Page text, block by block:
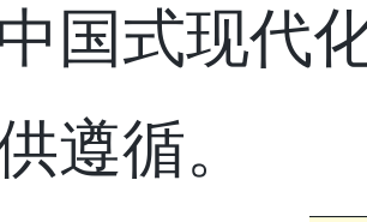
国式现代
遵循。